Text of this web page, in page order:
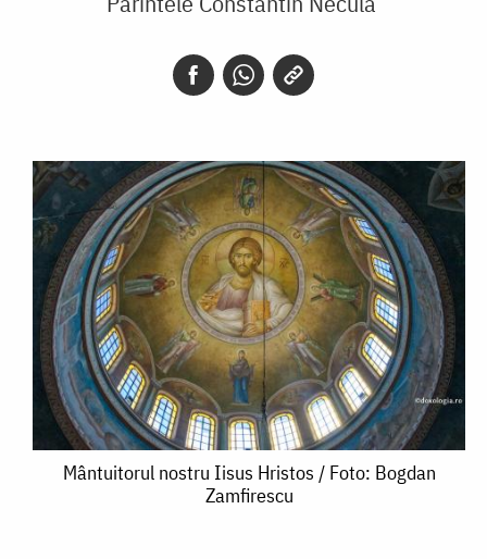
Mântuitorul
Mântuitorul nostru Iisus Hristos / Foto: Bogdan
Zamfirescu